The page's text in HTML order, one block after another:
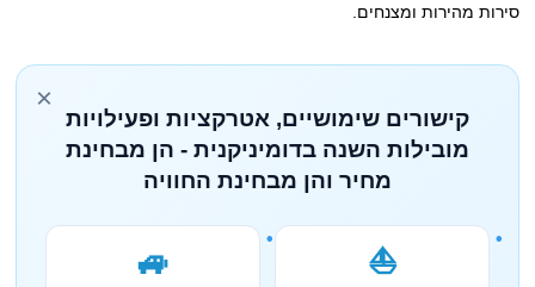
סירות מהירות ומצנחים.
×
קישורים שימושיים, אטרקציות ופעילויות
מובילות השנה בדומיניקנית - הן מבחינת
מחיר והן מבחינת החוויה
⛵
🚙